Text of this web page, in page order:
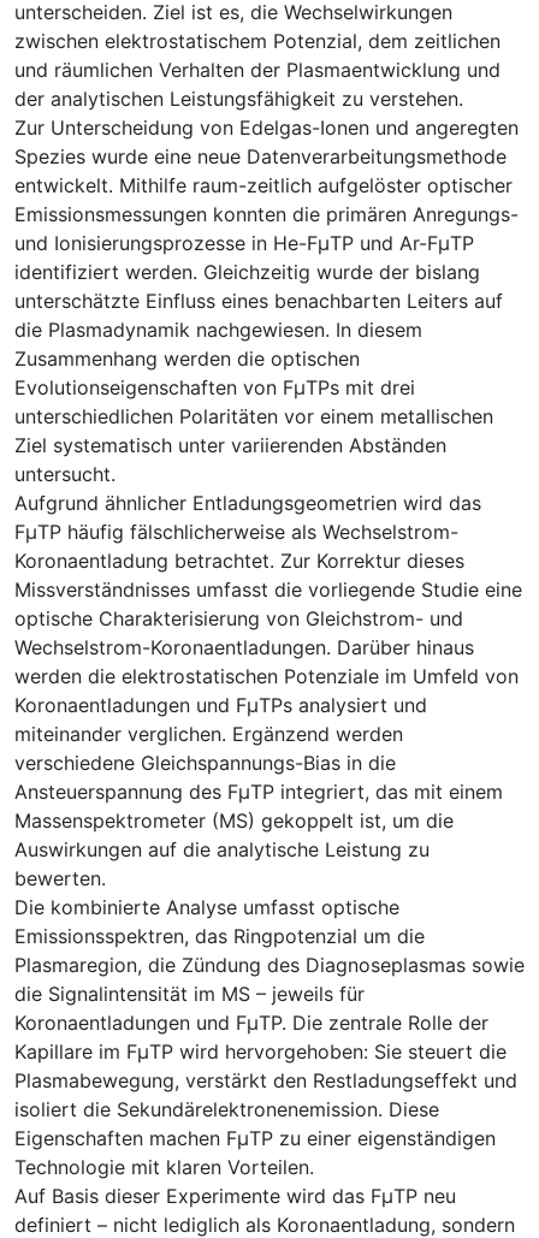
unterscheiden. Ziel ist es, die Wechselwirkungen
zwischen elektrostatischem Potenzial, dem zeitlichen
und räumlichen Verhalten der Plasmaentwicklung und
der analytischen Leistungsfähigkeit zu verstehen.
Zur Unterscheidung von Edelgas-Ionen und angeregten
Spezies wurde eine neue Datenverarbeitungsmethode
entwickelt. Mithilfe raum-zeitlich aufgelöster optischer
Emissionsmessungen konnten die primären Anregungs-
und Ionisierungsprozesse in He-FμTP und Ar-FμTP
identifiziert werden. Gleichzeitig wurde der bislang
unterschätzte Einfluss eines benachbarten Leiters auf
die Plasmadynamik nachgewiesen. In diesem
Zusammenhang werden die optischen
Evolutionseigenschaften von FμTPs mit drei
unterschiedlichen Polaritäten vor einem metallischen
Ziel systematisch unter variierenden Abständen
untersucht.
Aufgrund ähnlicher Entladungsgeometrien wird das
FμTP häufig fälschlicherweise als Wechselstrom-
Koronaentladung betrachtet. Zur Korrektur dieses
Missverständnisses umfasst die vorliegende Studie eine
optische Charakterisierung von Gleichstrom- und
Wechselstrom-Koronaentladungen. Darüber hinaus
werden die elektrostatischen Potenziale im Umfeld von
Koronaentladungen und FμTPs analysiert und
miteinander verglichen. Ergänzend werden
verschiedene Gleichspannungs-Bias in die
Ansteuerspannung des FμTP integriert, das mit einem
Massenspektrometer (MS) gekoppelt ist, um die
Auswirkungen auf die analytische Leistung zu
bewerten.
Die kombinierte Analyse umfasst optische
Emissionsspektren, das Ringpotenzial um die
Plasmaregion, die Zündung des Diagnoseplasmas sowie
die Signalintensität im MS – jeweils für
Koronaentladungen und FμTP. Die zentrale Rolle der
Kapillare im FμTP wird hervorgehoben: Sie steuert die
Plasmabewegung, verstärkt den Restladungseffekt und
isoliert die Sekundärelektronenemission. Diese
Eigenschaften machen FμTP zu einer eigenständigen
Technologie mit klaren Vorteilen.
Auf Basis dieser Experimente wird das FμTP neu
definiert – nicht lediglich als Koronaentladung, sondern